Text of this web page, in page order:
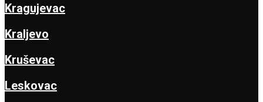
Kragujevac
Kraljevo
Kruševac
Leskovac